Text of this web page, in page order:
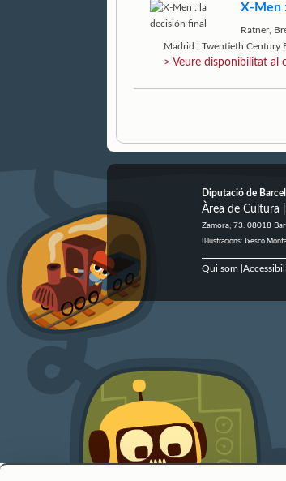
X-Men
Ratner,
Madrid : Twentieth Century
> Veure disponibilitat al
Diputació de
Àrea de Cultura
Zamora, 73. 08018
Il·lustracions: Txesco
Qui som